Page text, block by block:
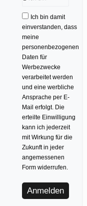
Ich bin damit
einverstanden, dass
meine
personenbezogenen
Daten für
Werbezwecke
verarbeitet werden
und eine werbliche
Ansprache per E-
Mail erfolgt. Die
erteilte Einwilligung
kann ich jederzeit
mit Wirkung für die
Zukunft in jeder
angemessenen
Form widerrufen.
Anmelden